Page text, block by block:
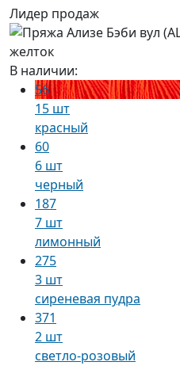
Лидер продаж
В наличии:
56
15 шт
красный
60
6 шт
черный
187
7 шт
лимонный
275
3 шт
сиреневая пудра
371
2 шт
светло-розовый